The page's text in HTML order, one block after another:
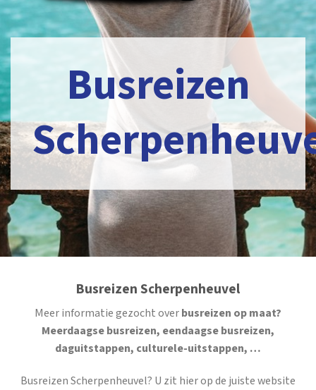
Busreizen
Busreizen Scherpenheuvel
Meer informatie gezocht overbusreizen op maat?
Meerdaagse busreizen, eendaagse busreizen,
daguitstappen, culturele-uitstappen, …
Busreizen Scherpenheuvel? U zit hier op de juiste website